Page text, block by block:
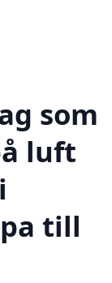
som
luft
till